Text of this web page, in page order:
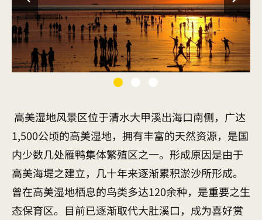
高美湿地风景区位于清水大甲溪出海口南侧，广达
1,500公顷的高美湿地，拥有丰富的天然资源，是国
内少数几处雁鸭集体繁殖区之一。形成原因是由于
高美海堤之建立，几十年来逐渐累积淤沙所形成。
曾在高美湿地栖息的鸟类多达120余种，是重要之生
态保育区。目前已逐渐取代大肚溪口，成为喜好赏